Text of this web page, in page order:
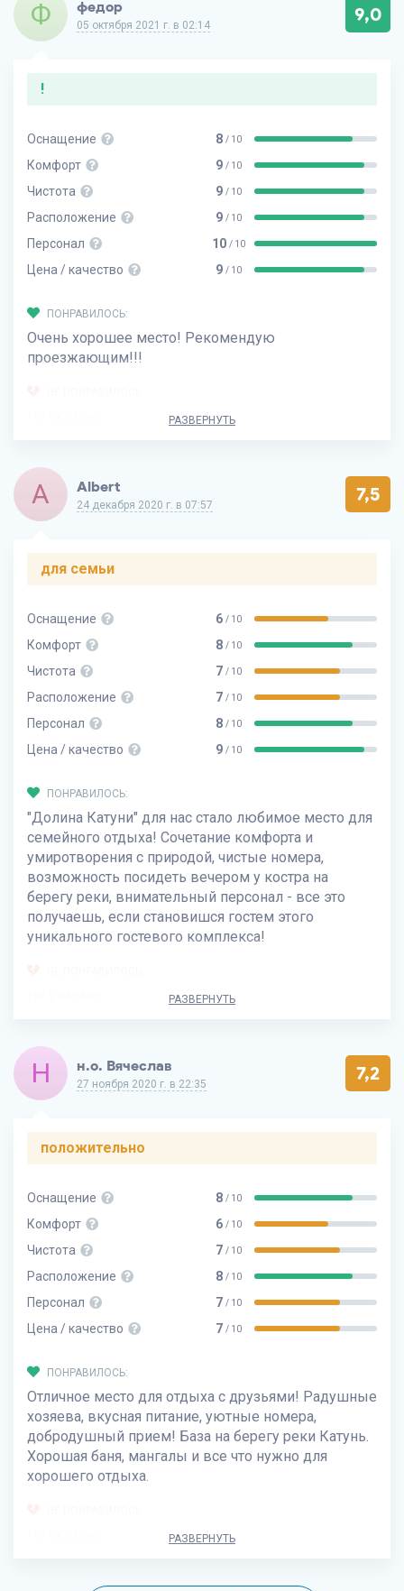
Ф федор
05 октября 2021 г. в 02:14 9,0
!
Оснащение 8 / 10
Комфорт 9 / 10
Чистота 9 / 10
Расположение 9 / 10
Персонал 10 / 10
Цена / качество 9 / 10
ПОНРАВИЛОСЬ:
Очень хорошее место! Рекомендую
проезжающим!!!
РАЗВЕРНУТЬ
A Albert
24 декабря 2020 г. в 07:57 7,5
для семьи
Оснащение 6 / 10
Комфорт 8 / 10
Чистота 7 / 10
Расположение 7 / 10
Персонал 8 / 10
Цена / качество 9 / 10
ПОНРАВИЛОСЬ:
"Долина Катуни" для нас стало любимое место для
семейного отдыха! Сочетание комфорта и
умиротворения с природой, чистые номера,
возможность посидеть вечером у костра на
берегу реки, внимательный персонал - все это
получаешь, если становишся гостем этого
уникального гостевого комплекса!
РАЗВЕРНУТЬ
Н н.о. Вячеслав
27 ноября 2020 г. в 22:35 7,2
положительно
Оснащение 8 / 10
Комфорт 6 / 10
Чистота 7 / 10
Расположение 8 / 10
Персонал 7 / 10
Цена / качество 7 / 10
ПОНРАВИЛОСЬ:
Отличное место для отдыха с друзьями! Радушные
хозяева, вкусная питание, уютные номера,
добродушный прием! База на берегу реки Катунь.
Хорошая баня, мангалы и все что нужно для
хорошего отдыха.
РАЗВЕРНУТЬ